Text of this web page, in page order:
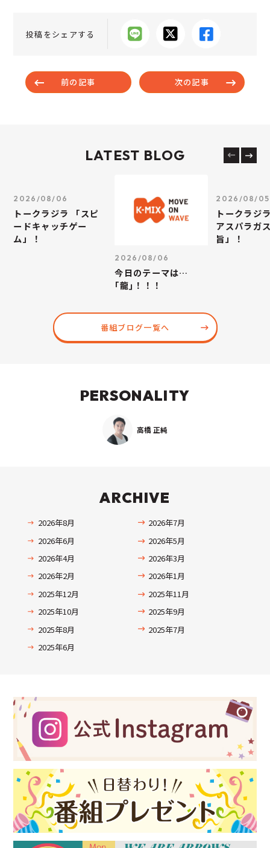
投稿をシェアする
前の記事 次の記事
LATEST BLOG
2026/08/06
トークラジラ 「スピ
ードキャッチゲー
ム」！
2026/08/06
今日のテーマは…
｢龍｣！！！
2026/08/05
トークラジ
アスパラガ
旨」！
番組ブログ一覧へ
PERSONALITY
高橋 正純
ARCHIVE
2026年8月
2026年7月
2026年6月
2026年5月
2026年4月
2026年3月
2026年2月
2026年1月
2025年12月
2025年11月
2025年10月
2025年9月
2025年8月
2025年7月
2025年6月